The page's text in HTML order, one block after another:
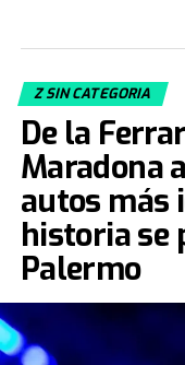
Z SIN CATEGORIA
De la
Maradona
autos más
historia se
Palermo